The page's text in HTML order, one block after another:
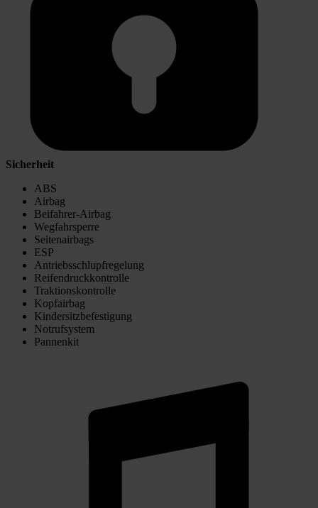
Sicherheit
ABS
Airbag
Beifahrer-Airbag
Wegfahrsperre
Seitenairbags
ESP
Antriebsschlupfregelung
Reifendruckkontrolle
Traktionskontrolle
Kopfairbag
Kindersitzbefestigung
Notrufsystem
Pannenkit